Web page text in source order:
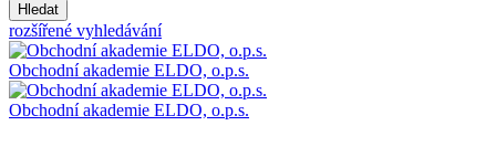
Hledat
rozšířené vyhledávání
Obchodní akademie ELDO, o.p.s.
Obchodní akademie ELDO, o.p.s.